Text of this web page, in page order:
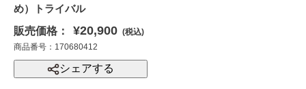
め）トライバル
販売価格：
¥20,900 (税込)
商品番号：170680412
シェアする